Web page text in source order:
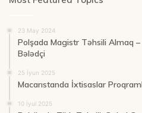
23 May 2024
Polşada Magistr Təhsili Almaq
Bələdçi
25 İyun 2025
Macarıstanda İxtisaslar
10 İyul 2025